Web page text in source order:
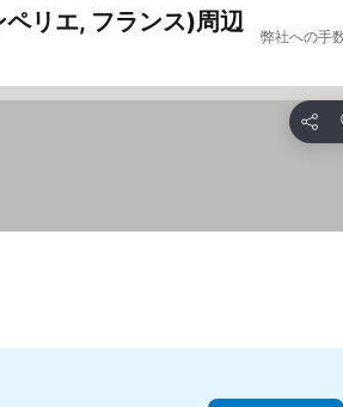
リエ, フランス)周辺
弊社への手
シェ